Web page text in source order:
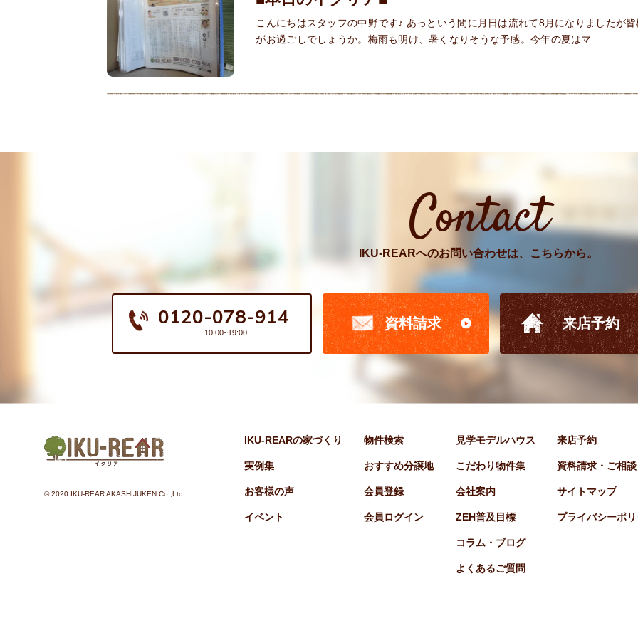
こんにちはスタッフの中野です♪ あっという間に月日は流れて8月になりましたが
がお過ごしでしょうか。梅雨も明け、暑くなりそうな予感。今年の夏はマ
Contact
IKU-REARへのお問い合わせは、こちらから。
0120-078-914
10:00~19:00
資料請求 来店予約
©︎ 2020 IKU-REAR AKASHIJUKEN Co.,Ltd.
IKU-REARの家づくり
実例集
お客様の声
イベント
物件検索
おすすめ分譲地
会員登録
会員ログイン
見学モデルハウス
こだわり物件集
会社案内
ZEH普及目標
コラム・ブログ
よくあるご質問
来店予約
資料請求・ご相談
サイトマップ
プライバシーポ